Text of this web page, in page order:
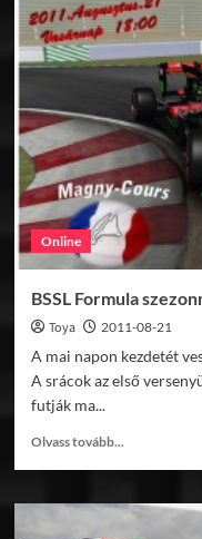
Vertigo
2008
V8
Oil
Cup
v1.0
Online
BSSL Formula
Toya 2011-08-21
A mai napon kezdetét
A srácok az első
futják ma...
Olvass tovább...
BSSL